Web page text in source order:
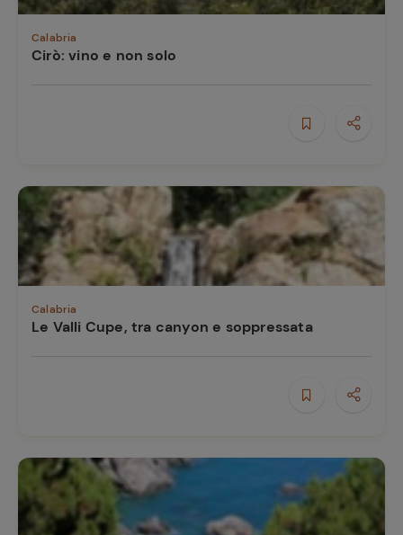
Calabria
Cirò: vino e non solo
Calabria
Le Valli Cupe, tra canyon e soppressata